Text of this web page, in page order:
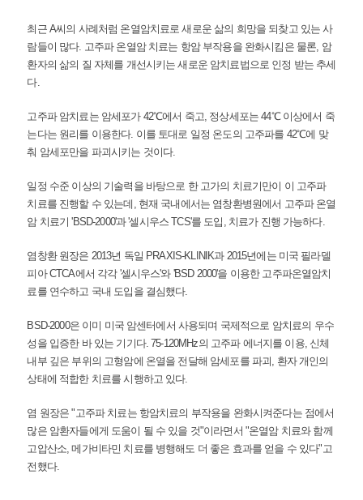
최근 A씨의 사례처럼 온열암치료로 새로운 삶의 희망을 되찾고 있는 사
람들이 많다. 고주파 온열암 치료는 항암 부작용을 완화시킴은 물론, 암
환자의 삶의 질 자체를 개선시키는 새로운 암치료법으로 인정 받는 추세
다.
고주파 암치료는 암세포가 42℃에서 죽고, 정상세포는 44℃ 이상에서 죽
는다는 원리를 이용한다. 이를 토대로 일정 온도의 고주파를 42℃에 맞
춰 암세포만을 파괴시키는 것이다.
일정 수준 이상의 기술력을 바탕으로 한 고가의 치료기만이 이 고주파
치료를 진행할 수 있는데, 현재 국내에서는 염창환병원에서 고주파 온열
암 치료기 'BSD-2000'과 '셀시우스 TCS'를 도입, 치료가 진행 가능하다.
염창환 원장은 2013년 독일 PRAXIS-KLINIK과 2015년에는 미국 필라델
피아 CTCA에서 각각 '셀시우스'와 'BSD 2000'을 이용한 고주파온열암치
료를 연수하고 국내 도입을 결심했다.
BSD-2000은 이미 미국 암센터에서 사용되며 국제적으로 암치료의 우수
성을 입증한 바 있는 기기다. 75-120MHz의 고주파 에너지를 이용, 신체
내부 깊은 부위의 고형암에 온열을 전달해 암세포를 파괴, 환자 개인의
상태에 적합한 치료를 시행하고 있다.
염 원장은 "고주파 치료는 항암치료의 부작용을 완화시켜준다는 점에서
많은 암환자들에게 도움이 될 수 있을 것"이라면서 "온열암 치료와 함께
고압산소, 메가비타민 치료를 병행해도 더 좋은 효과를 얻을 수 있다"고
전했다.